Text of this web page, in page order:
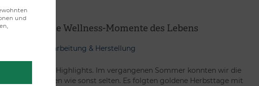
– für die Wellness-Momente des Lebens
Verarbeitung & Herstellung
hat ihre Highlights. Im vergangenen Sommer konnten wir die
Saison genießen wie sonst selten. Es folgten goldene Herbsttage mit
und